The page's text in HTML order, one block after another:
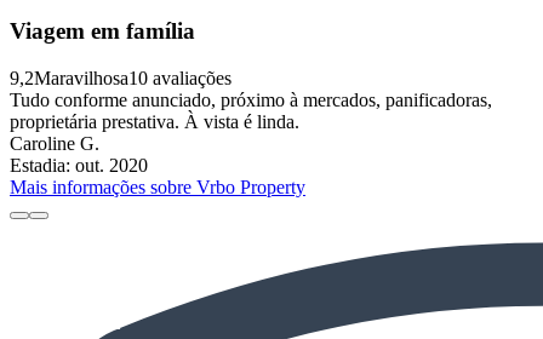
Viagem em família
9,2Maravilhosa10 avaliações
Tudo conforme anunciado, próximo à mercados, panificadoras,
proprietária prestativa. À vista é linda.
Caroline G.
Estadia: out. 2020
Mais informações sobre Vrbo Property